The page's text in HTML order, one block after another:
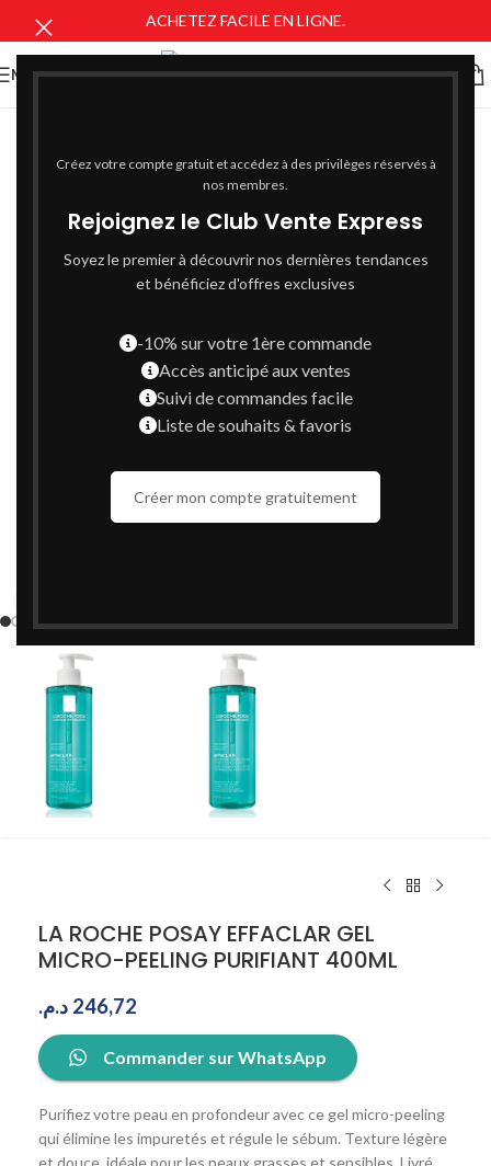
Créez votre compte gratuit et accédez à des privilèges réservés à
nos membres.
Rejoignez le Club Vente Express
Soyez le premier à découvrir nos dernières tendances
et bénéficiez d'offres exclusives
-10% sur votre 1ère commande
Accès anticipé aux ventes
Suivi de commandes facile
Liste de souhaits & favoris
Créer mon compte gratuitement
ACHETEZ FACILE EN LIGNE.
MENU
LA ROCHE POSAY EFFACLAR GEL
MICRO-PEELING PURIFIANT 400ML
246,72 د.م.
Commander sur WhatsApp
Purifiez votre peau en profondeur avec ce gel micro-peeling
qui élimine les impuretés et régule le sébum. Texture légère
et douce, idéale pour les peaux grasses et sensibles. Livré